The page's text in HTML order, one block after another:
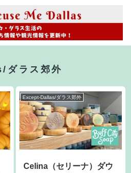
ラス郊外
Except-Dallas/ダラス郊外
Celina（セリーナ）ダウ